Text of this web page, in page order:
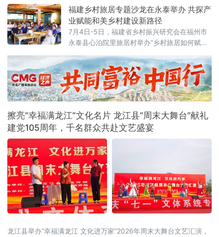
核心抓手，健全联企服务机制，下沉一线调研
走访，谋划长效发展举措，以精准服务为镇域
产业发展蓄势赋能。对标全市高质量发展指标
体系，灵官殿镇第一时间召开党委专题会议，
传达学习邵东市“企业服务年”行动推进会会议精
神，结合当地实际出台《灵官殿镇党政领导联
福建乡村旅居专题沙龙在永泰举办 共探产
业赋能和美乡村建设新路径
7月4日-5日，福建省乡村振兴研究会在福州市
永泰县心泊院里旅居村举办“乡村旅居如何赋能
乡村振兴研究会副会长郑维荣参加沙龙，活动
还汇聚旅居专家、乡镇基层干部、文旅行业从
业者、高校师生等多方代表，聚焦乡村旅居产
业发展痛点探寻解决方案。永泰县政协二级调
奋带来主旨演讲，系统拆解建设
擦亮“幸福满龙江”文化名片 龙江县“周末大舞台”献礼
建党105周年，千名群众共赴文艺盛宴
龙江县举办“幸福满龙江 文化进万家”2026年周末大舞台文艺汇演，